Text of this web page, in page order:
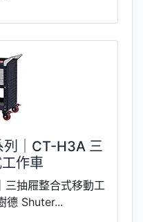
列｜CT-H3A 三
作車
抽屜整合式移動工
德 Shuter...